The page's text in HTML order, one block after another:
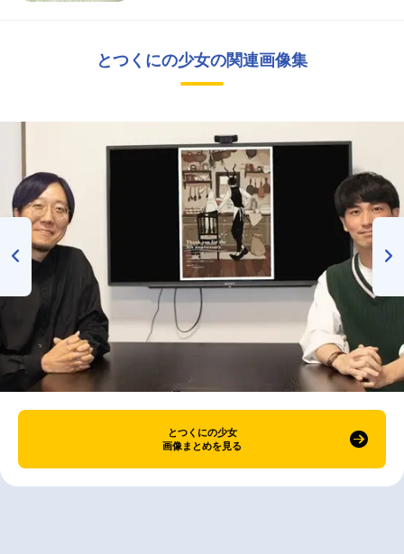
とつくにの少女の関連画像集
とつくにの少女
画像まとめを見る